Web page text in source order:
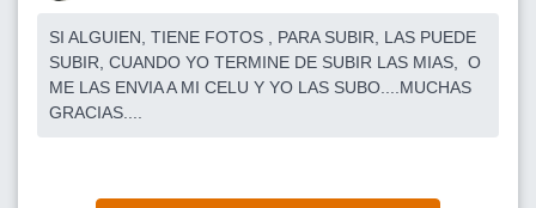
SI ALGUIEN, TIENE FOTOS , PARA SUBIR, LAS PUEDE
SUBIR, CUANDO YO TERMINE DE SUBIR LAS MIAS, O
ME LAS ENVIA A MI CELU Y YO LAS SUBO....MUCHAS
GRACIAS....